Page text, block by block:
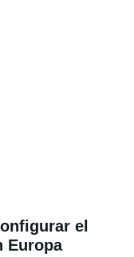
el
Europa